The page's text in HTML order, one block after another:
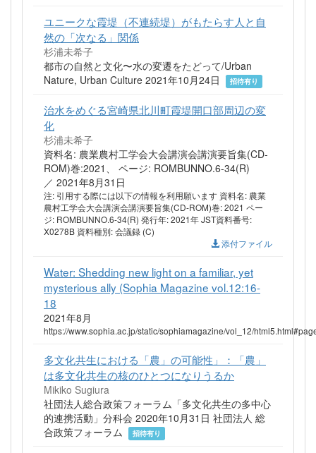
ユニークな霞堤（不連続堤）がもたらす人と自
然の「次なる」関係
杉浦未希子
都市の自然と文化〜水の変遷をたどって/Urban
Nature, Urban Culture 2021年10月24日
招待有り
治水をめぐる宮崎県北川町霞堤開口部周辺の変
化
杉浦未希子
資料名: 農業農村工学会大会講演会講演要旨集(CD-
ROM)巻:2021、 ページ: ROMBUNNO.6-34(R)
／ 2021年8月31日
注: 引用する際には以下の情報を利用願います 資料名: 農業
農村工学会大会講演会講演要旨集(CD-ROM)巻: 2021 ペー
ジ: ROMBUNNO.6-34(R) 発行年: 2021年 JST資料番号:
X0278B 資料種別: 会議録 (C)
添付ファイル
Water: Shedding new light on a familiar, yet
mysterious ally (Sophia Magazine vol.12:16-
18
2021年8月
https://www.sophia.ac.jp/static/sophiamagazine/vol_12/
多文化共生における「農」の可能性」：「農」
は多文化共生の核のひとつになりうるか
Mikiko Sugiura
社団法人総合政策フォーラム「多文化共生の多中心
的連携活動」分科会 2020年10月31日 社団法人 総
合政策フォーラム
招待有り